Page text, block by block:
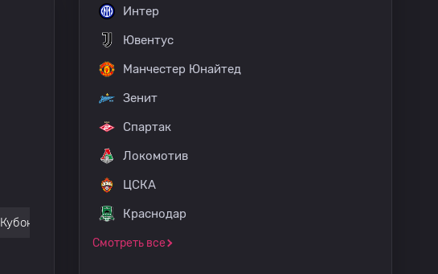
Кубок Италии: Серия C
Интер
Ювентус
Манчестер Юнайтед
Зенит
Спартак
Локомотив
ЦСКА
Краснодар
Смотреть все